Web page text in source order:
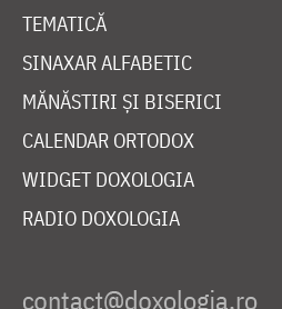
TEMATICĂ
SINAXAR ALFABETIC
MĂNĂSTIRI ȘI BISERICI
CALENDAR ORTODOX
WIDGET DOXOLOGIA
RADIO DOXOLOGIA